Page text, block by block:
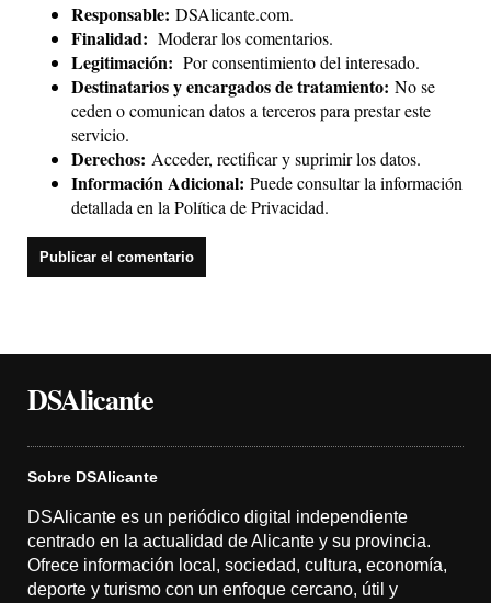
Responsable: DSAlicante.com.
Finalidad: Moderar los comentarios.
Legitimación: Por consentimiento del interesado.
Destinatarios y encargados de tratamiento: No se
ceden o comunican datos a terceros para prestar este
servicio.
Derechos: Acceder, rectificar y suprimir los datos.
Información Adicional: Puede consultar la información
detallada en laPolítica de Privacidad.
DSAlicante
Sobre DSAlicante
DSAlicante es un periódico digital independiente
centrado en la actualidad de Alicante y su provincia.
Ofrece información local, sociedad, cultura, economía,
deporte y turismo con un enfoque cercano, útil y